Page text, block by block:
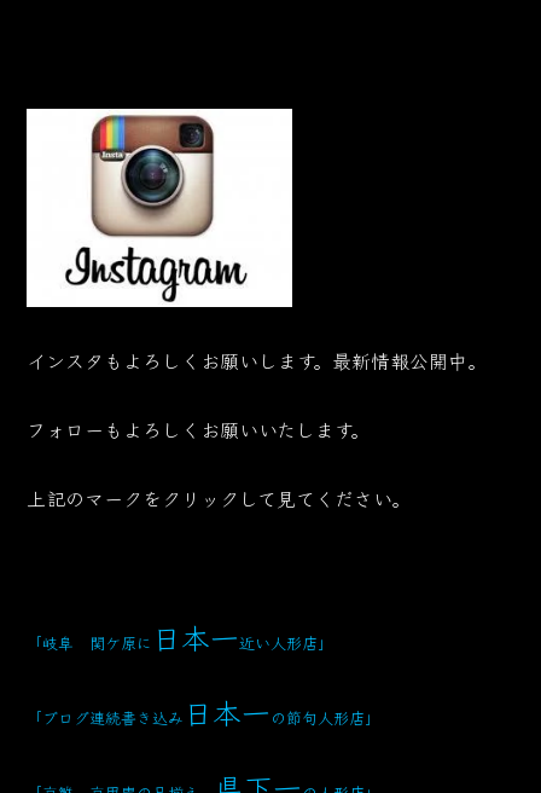
インスタもよろしくお願いします。最新情報公開中。
フォローもよろしくお願いいたします。
上記のマークをクリックして見てください。
「岐阜 関ケ原に 日本一近い人形店 」
「ブログ連続書き込み 日本一 の節句人形店」